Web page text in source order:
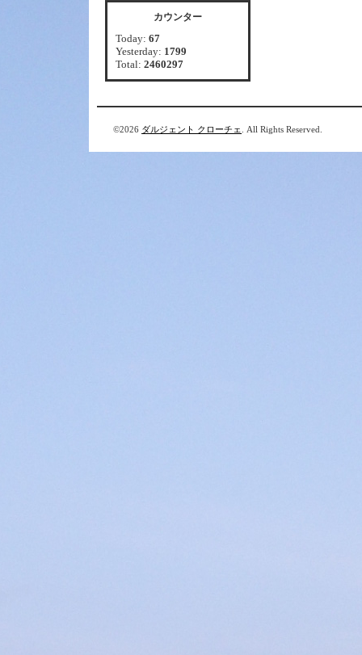
カウンター
Today: 67
Yesterday: 1799
Total: 2460297
©2026 ダルジェント クローチェ . All Rights Reserved.